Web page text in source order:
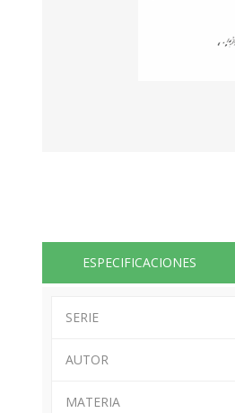
ESPECIFICACIONES
SERIE
AUTOR
MATERIA